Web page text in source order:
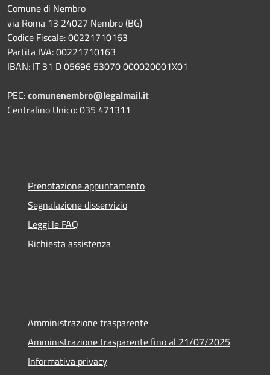
Comune di Nembro
via Roma 13 24027 Nembro (BG)
Codice Fiscale: 00221710163
Partita IVA: 00221710163
IBAN: IT 31 D 05696 53070 000020001X01
PEC:comunenembro@legalmail.it
Centralino Unico: 035 471311
Prenotazione appuntamento
Segnalazione disservizio
Leggi le FAQ
Richiesta assistenza
Amministrazione trasparente
Amministrazione trasparente fino al 21/07/2025
Informativa privacy